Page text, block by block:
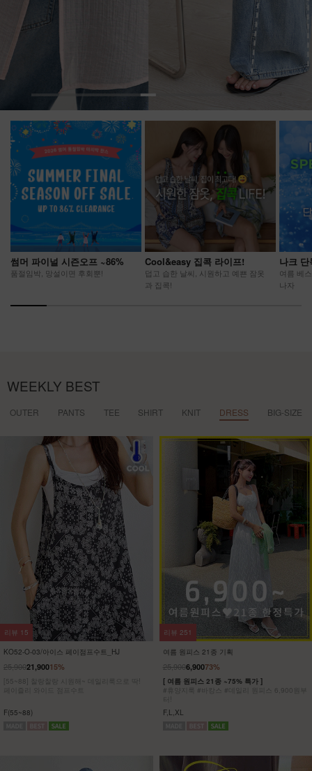
썸머 파이널 시즌오프 ~86%
품절임박, 망설이면 후회뿐!
Cool&easy 집콕 라이프!
덥고 습한 날씨, 시원하고 예쁜 잠옷
과 집콕!
나크
여름 베
나자
WEEKLY BEST
OUTER PANTS TEE SHIRT KNIT DRESS BIG-SIZE
KO32-T-01/파리 호일프린팅 반팔티
75%
23,9005,900
[ 한정수량 특가 ]
[55~120] 유니크한 골드 프린팅!! 반팔티/박시
F(55~77),L(88~100),XL(110~120)
리뷰 8
KO62-T-20/위겟 박스반팔티_DY
19,900
[55-100] 가볍고 시원한 원단은 물론
피부에 달라붙지 않아 하루종일 쾌적해!
F,L
리뷰 5